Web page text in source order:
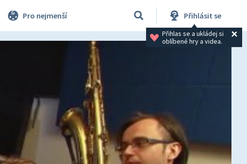
Pro nejmenší Přihlásit se
Přihlas se a ukládej si
oblíbené hry a videa.